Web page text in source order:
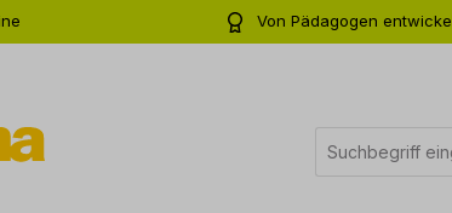
Von Pädagogen